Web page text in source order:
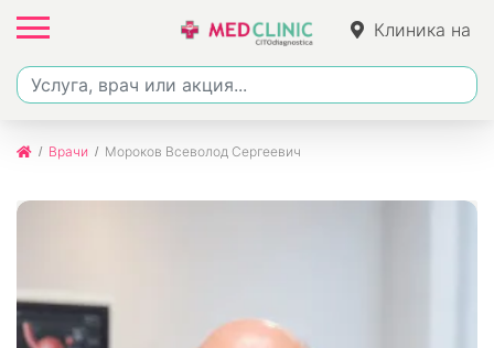
Клиника на
Фучика
Врачи Мороков Всеволод Сергеевич